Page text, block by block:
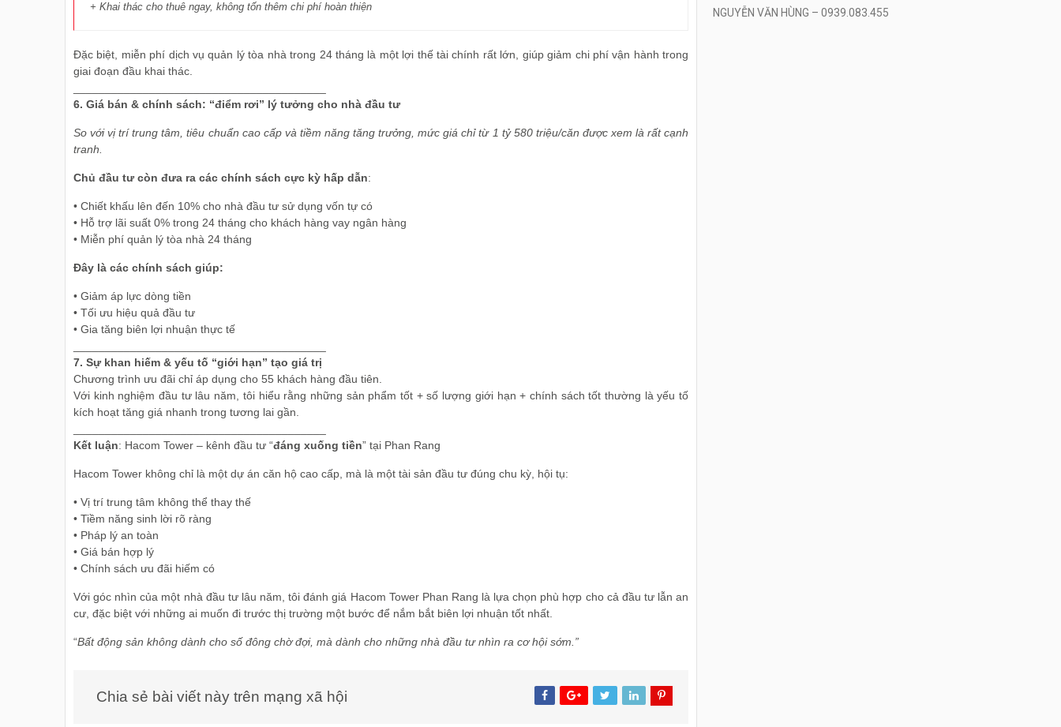
+ Khai thác cho thuê ngay, không tốn thêm chi phí hoàn thiện
Đặc biệt, miễn phí dịch vụ quản lý tòa nhà trong 24 tháng là một lợi thế tài chính rất lớn, giúp giảm chi phí vận hành trong
giai đoạn đầu khai thác.
6. Giá bán & chính sách: “điểm rơi” lý tưởng cho nhà đầu tư
So với vị trí trung tâm, tiêu chuẩn cao cấp và tiềm năng tăng trưởng, mức giá chỉ từ 1 tỷ 580 triệu/căn được xem là rất cạnh
tranh.
Chủ đầu tư còn đưa ra các chính sách cực kỳ hấp dẫn:
• Chiết khấu lên đến 10% cho nhà đầu tư sử dụng vốn tự có
• Hỗ trợ lãi suất 0% trong 24 tháng cho khách hàng vay ngân hàng
• Miễn phí quản lý tòa nhà 24 tháng
Đây là các chính sách giúp:
• Giảm áp lực dòng tiền
• Tối ưu hiệu quả đầu tư
• Gia tăng biên lợi nhuận thực tế
7. Sự khan hiếm & yếu tố “giới hạn” tạo giá trị
Chương trình ưu đãi chỉ áp dụng cho 55 khách hàng đầu tiên.
Với kinh nghiệm đầu tư lâu năm, tôi hiểu rằng những sản phẩm tốt + số lượng giới hạn + chính sách tốt thường là yếu tố
kích hoạt tăng giá nhanh trong tương lai gần.
Kết luận: Hacom Tower – kênh đầu tư “đáng xuống tiền” tại Phan Rang
Hacom Tower không chỉ là một dự án căn hộ cao cấp, mà là một tài sản đầu tư đúng chu kỳ, hội tụ:
• Vị trí trung tâm không thể thay thế
• Tiềm năng sinh lời rõ ràng
• Pháp lý an toàn
• Giá bán hợp lý
• Chính sách ưu đãi hiếm có
Với góc nhìn của một nhà đầu tư lâu năm, tôi đánh giá Hacom Tower Phan Rang là lựa chọn phù hợp cho cả đầu tư lẫn an
cư, đặc biệt với những ai muốn đi trước thị trường một bước để nắm bắt biên lợi nhuận tốt nhất.
“Bất động sản không dành cho số đông chờ đợi, mà dành cho những nhà đầu tư nhìn ra cơ hội sớm.”
Chia sẻ bài viết này trên mạng xã hội
NGUYỄN VĂN HÙNG – 0939.083.455